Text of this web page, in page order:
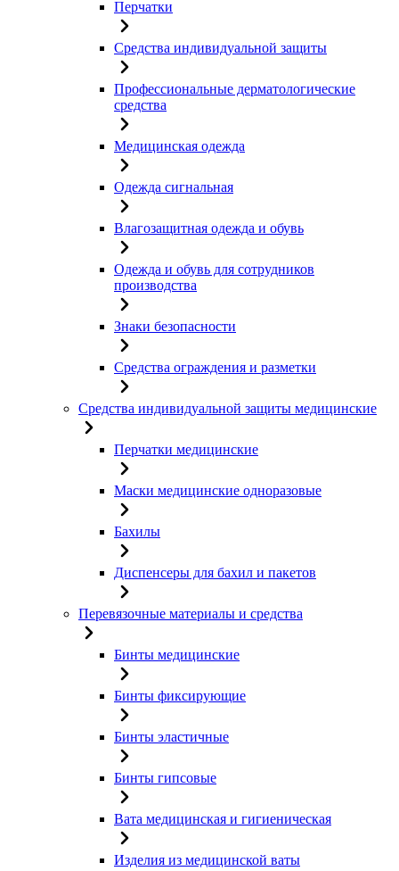
Перчатки
Средства индивидуальной защиты
Профессиональные дерматологические
средства
Медицинская одежда
Одежда сигнальная
Влагозащитная одежда и обувь
Одежда и обувь для сотрудников
производства
Знаки безопасности
Средства ограждения и разметки
Средства индивидуальной защиты медицинские
Перчатки медицинские
Маски медицинские одноразовые
Бахилы
Диспенсеры для бахил и пакетов
Перевязочные материалы и средства
Бинты медицинские
Бинты фиксирующие
Бинты эластичные
Бинты гипсовые
Вата медицинская и гигиеническая
Изделия из медицинской ваты